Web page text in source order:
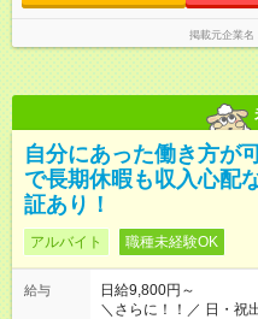
掲載元企業名
自分にあった働き方が
で長期休暇も収入心配
証あり！
アルバイト 職種未経験OK
給与
日給9,800円～
＼さらに！！／ 日・祝出